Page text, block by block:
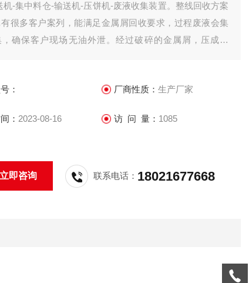
机-集中料仓-输送机-压饼机-废液收集装置。整线回收方案
很多客户案列，能满足金属屑回收要求，过程废液会集
，确保客户现场无油外泄。经过破碎的金属屑，压成饼
： 厂商性质： 生产厂家
： 2023-08-16 访 问 量： 1085
立即咨询 联系电话： 18021677668